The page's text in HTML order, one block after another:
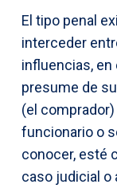
El tipo penal
interceder
influencias,
presume de
(el
funcionario o
conocer, esté
caso judicial o